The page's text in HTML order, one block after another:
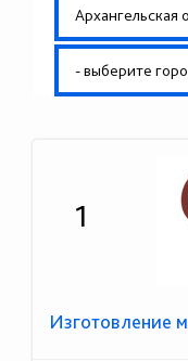
Архангельская
- выберите
1
Изготовление